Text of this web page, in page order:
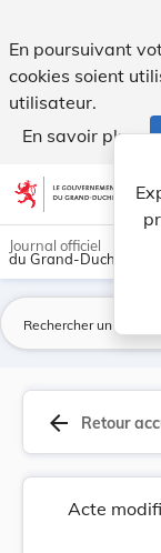
En poursuivant
cookies soient
utilisateur.
En savoir plus
Aller au contenu
Journal officiel
du Grand-Duché de
arrow_back Retour
Acte